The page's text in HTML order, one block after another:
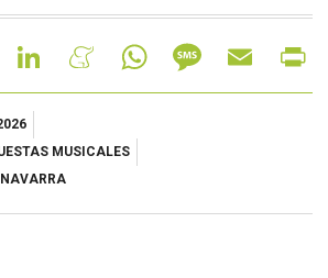
LinkedIn MeneameWhatsAppMessageEmail
MUSICALES